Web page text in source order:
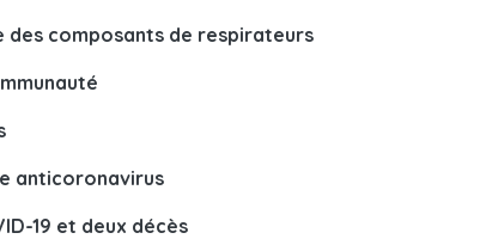
composants de respirateurs
anticoronavirus
19 et deux décès